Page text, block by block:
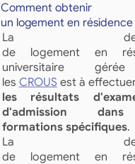
Comment obtenir
un logement en résidence
La
de logement en
universitaire
les CROUSest à
les résultats
d'admission
formations spécifiques.
La
de logement en